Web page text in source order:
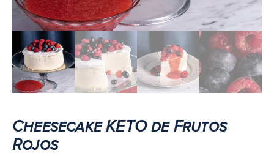
Cheesecake KETO de Frutos
Rojos